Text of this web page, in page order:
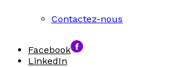
Contactez-nous
Facebook
LinkedIn